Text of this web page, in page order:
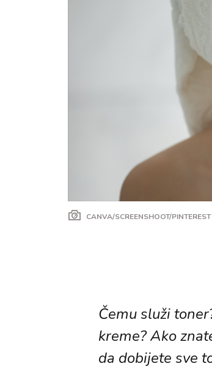
CANVA/SCREENSHOOT/PINTEREST
Čemu služi
kreme? Ako
da dobijete sve